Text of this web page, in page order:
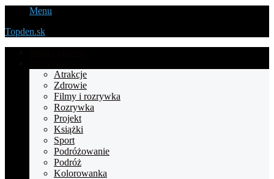
Menu
Topden.sk
Atrakcje
Zdrowie
Filmy i rozrywka
Rozrywka
Projekt
Książki
Sport
Podróżowanie
Podróż
Kolorowanka